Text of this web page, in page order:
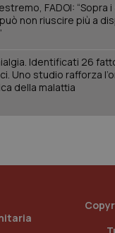
FADOI: “Sopra
non riuscire più a
Identificati 26
Uno studio rafforza
della malattia
PHP.net